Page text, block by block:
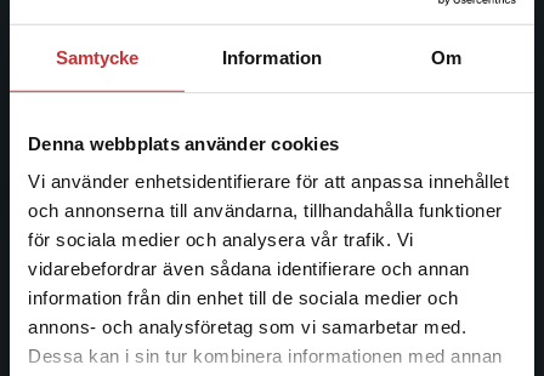
Samtycke Information Om
Denna webbplats använder cookies
Vi använder enhetsidentifierare för att anpassa innehållet
och annonserna till användarna, tillhandahålla funktioner
för sociala medier och analysera vår trafik. Vi
vidarebefordrar även sådana identifierare och annan
information från din enhet till de sociala medier och
annons- och analysföretag som vi samarbetar med.
Dessa kan i sin tur kombinera informationen med annan
Begränsad fraktregion
Studentlitteratur
Studentlitteratur grundades 1963 och är idag Sveriges
facklitteratur, utbildningar och digitala
informationstjänster i utbudet, finns Studentlitteratur med
längs hela kunskapsresan.
Kontakta oss
Kontakta oss